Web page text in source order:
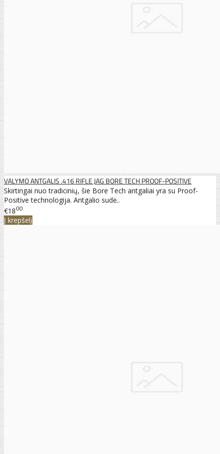
VALYMO ANTGALIS .416 RIFLE JAG BORE TECH PROOF-POSITIVE
Skirtingai nuo tradicinių, šie Bore Tech antgaliai yra su Proof-
Positive technologija. Antgalio sudė..
€1800
Į krepšelį